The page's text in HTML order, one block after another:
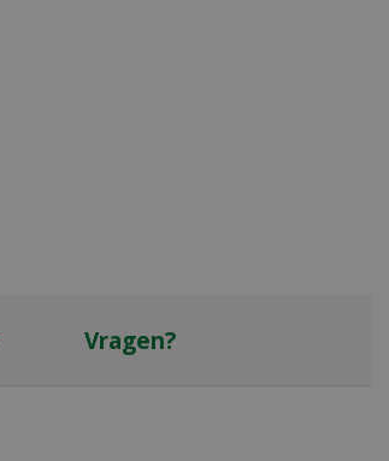
Vragen?